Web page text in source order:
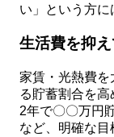
い」という方に
生活費を抑
家賃・光熱費を
る貯蓄割合を
2年で〇〇万円
など、明確な